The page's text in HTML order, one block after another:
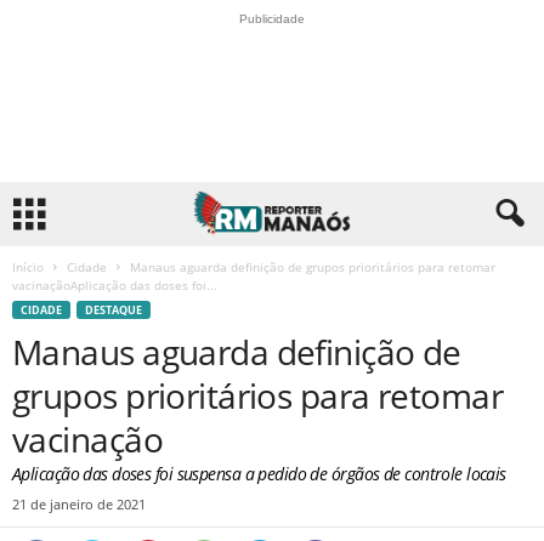
Publicidade
Início Cidade
Manaus aguarda definição de grupos prioritários para retomar
vacinaçãoAplicação das doses foi...
CIDADE DESTAQUE
Manaus aguarda definição de
grupos prioritários para retomar
vacinação
Aplicação das doses foi suspensa a pedido de órgãos de controle locais
21 de janeiro de 2021